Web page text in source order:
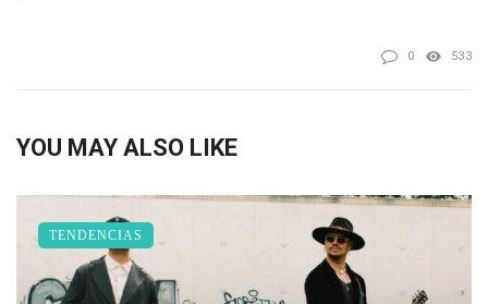
0 533
YOU MAY ALSO LIKE
TENDENCIAS